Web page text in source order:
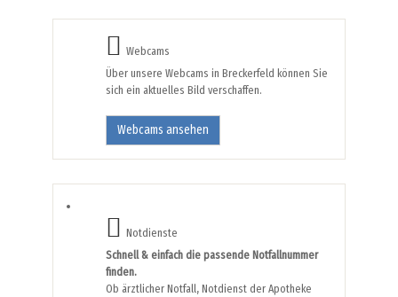
Webcams
Über unsere Webcams in Breckerfeld können Sie
sich ein aktuelles Bild verschaffen.
Webcams ansehen
Notdienste
Schnell & einfach die passende Notfallnummer
finden.
Ob ärztlicher Notfall, Notdienst der Apotheke